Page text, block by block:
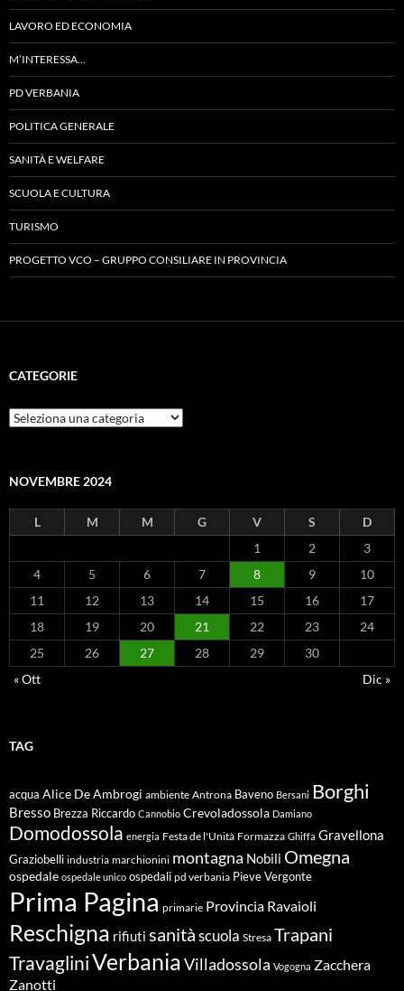
LAVORO ED ECONOMIA
M’INTERESSA…
PD VERBANIA
POLITICA GENERALE
SANITÀ E WELFARE
SCUOLA E CULTURA
TURISMO
PROGETTO VCO – GRUPPO CONSILIARE IN PROVINCIA
CATEGORIE
Categorie
NOVEMBRE 2024
L M M G V S
D
1
2
3
4
5 6 7 8 9
10
11
12 13 14 15 16
17
18
19 20 21 22 23
24
25
26 27 28 29
30
« Ott
Dic »
TAG
acqua Alice De Ambrogi ambiente Antrona Baveno Bersani Borghi
Bresso Brezza Riccardo Cannobio Crevoladossola Damiano
Domodossola energia Festa de l'Unità Formazza Ghiffa Gravellona
Graziobelli industria marchionini montagna Nobili Omegna
ospedale ospedale unico ospedali pd verbania Pieve Vergonte
Prima Pagina primarie Provincia Ravaioli
Reschigna rifiuti sanitàscuola Stresa Trapani
TravagliniVerbaniaVilladossola Vogogna Zacchera
Zanotti